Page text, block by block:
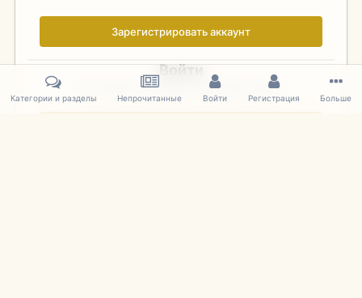
Зарегистрировать аккаунт
Войти
Уже зарегистрированы? Войдите здесь.
Категории и разделы Непрочитанные Войти Регистрация Больше